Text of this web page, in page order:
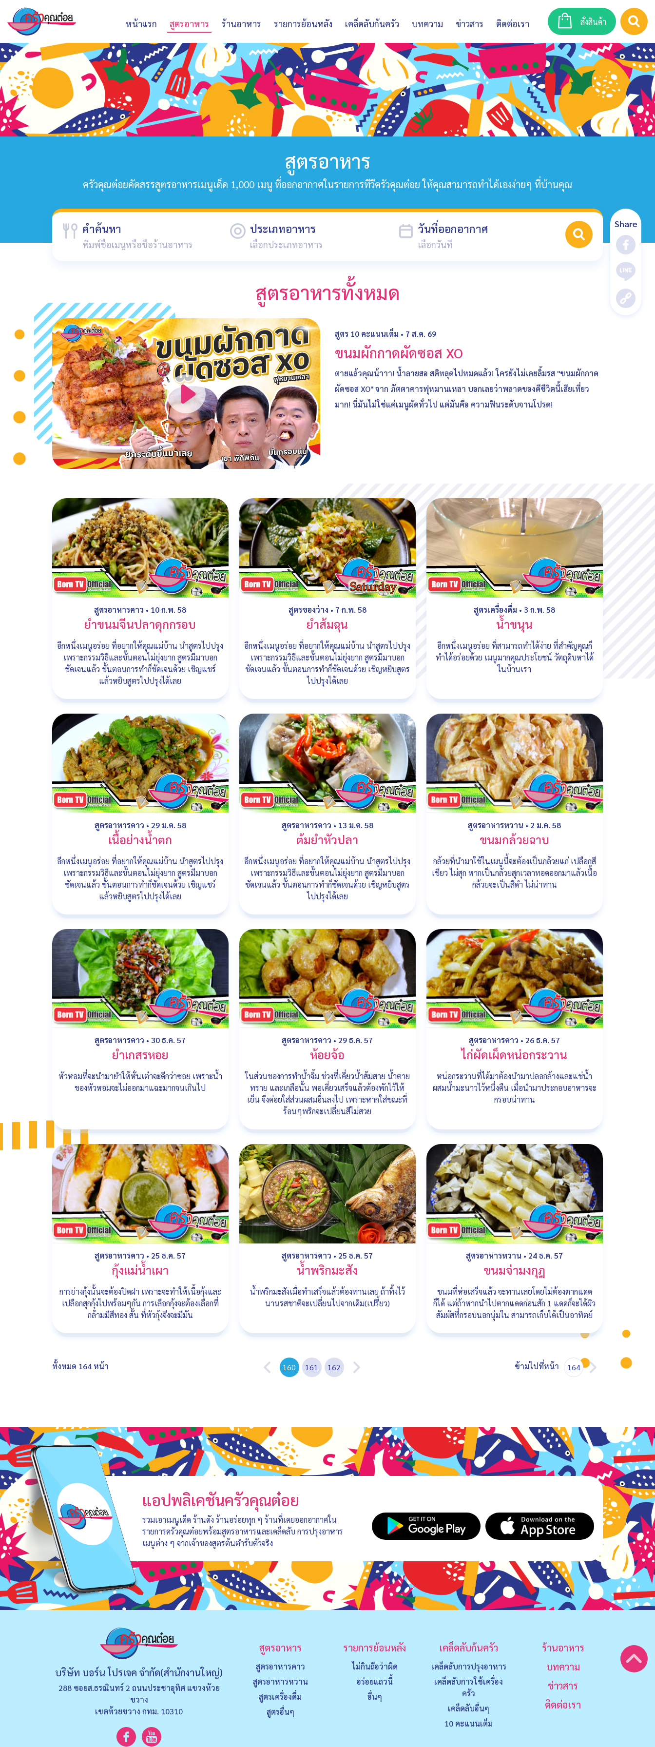
หน้าแรก สูตรอาหาร ร้านอาหาร รายการย้อนหลัง เคล็ดลับก้นครัว บทความ ข่าวสาร ติดต่อเรา สั่งสินค้า
สูตรอาหาร
ครัวคุณต๋อยคัดสรรสูตรอาหารเมนูเด็ด 1,000 เมนู ที่ออกอากาศในรายการทีวีครัวคุณต๋อย ให้คุณสามารถทำได้เองง่ายๆ ที่บ้านคุณ
Share
คำค้นหา ประเภทอาหาร วันที่ออกอากาศ
สูตรอาหารทั้งหมด
สูตร 10 คะแนนเต็ม • 7 ส.ค. 69
ขนมผักกาดผัดซอส XO
ตายแล้วคุณน้าาา! น้ำลายสอ สติหลุดไปหมดแล้ว! ใครยังไม่เคยลิ้มรส "ขนมผักกาด
ผัดซอส XO" จาก ภัตตาคารฟุหมานเหลา บอกเลยว่าพลาดของดีชีวิตนี้เสียเที่ยว
มาก! นี่มันไม่ใช่แค่เมนูผัดทั่วไป แต่มันคือ ความฟินระดับจานโปรด!
สูตรอาหารคาว • 10 ก.พ. 58
ยำขนมจีนปลาดุกกรอบ
อีกหนึ่งเมนูอร่อย ที่อยากให้คุณแม่บ้าน นำสูตรไปปรุง
เพราะกรรมวิธีและขั้นตอนไม่ยุ่งยาก สูตรมีมาบอก
ชัดเจนแล้ว ขั้นตอนการทำก็ชัดเจนด้วย เชิญแชร์
แล้วหยิบสูตรไปปรุงได้เลย
สูตรของว่าง • 7 ก.พ. 58
ยําส้มฉุน
อีกหนึ่งเมนูอร่อย ที่อยากให้คุณแม่บ้าน นำสูตรไปปรุง
เพราะกรรมวิธีและขั้นตอนไม่ยุ่งยาก สูตรมีมาบอก
ชัดเจนแล้ว ขั้นตอนการทำก็ชัดเจนด้วย เชิญหยิบสูตร
ไปปรุงได้เลย
สูตรเครื่องดื่ม • 3 ก.พ. 58
น้ำขนุน
อีกหนึ่งเมนูอร่อย ที่สามารถทำได้ง่าย ที่สำคัญคุณก็
ทำได้อร่อยด้วย เมนูมากคุณประโยชน์ วัตถุดิบหาได้
ในบ้านเรา
สูตรอาหารคาว • 29 ม.ค. 58
เนื้อย่างน้ำตก
อีกหนึ่งเมนูอร่อย ที่อยากให้คุณแม่บ้าน นำสูตรไปปรุง
เพราะกรรมวิธีและขั้นตอนไม่ยุ่งยาก สูตรมีมาบอก
ชัดเจนแล้ว ขั้นตอนการทำก็ชัดเจนด้วย เชิญแชร์
แล้วหยิบสูตรไปปรุงได้เลย
สูตรอาหารคาว • 13 ม.ค. 58
ต้มยำหัวปลา
อีกหนึ่งเมนูอร่อย ที่อยากให้คุณแม่บ้าน นำสูตรไปปรุง
เพราะกรรมวิธีและขั้นตอนไม่ยุ่งยาก สูตรมีมาบอก
ชัดเจนแล้ว ขั้นตอนการทำก็ชัดเจนด้วย เชิญหยิบสูตร
ไปปรุงได้เลย
สูตรอาหารหวาน • 2 ม.ค. 58
ขนมกล้วยฉาบ
กล้วยที่นำมาใช้ในเมนูนี้จะต้องเป็นกล้วยแก่ เปลือกสี
เขียว ไม่สุก หากเป็นกล้วยสุกเวลาทอดออกมาแล้วเนื้อ
กล้วยจะเป็นสีดำ ไม่น่าทาน
สูตรอาหารคาว • 30 ธ.ค. 57
ยำเกสรหอย
หัวหอมที่จะนำมายำให้หั่นเต๋าจะดีกว่าซอย เพราะน้ำ
ของหัวหอมจะไม่ออกมาแฉะมากจนเกินไป
สูตรอาหารคาว • 29 ธ.ค. 57
ห้อยจ้อ
ในส่วนของการทำน้ำจิ้ม ช่วงที่เคี่ยวน้ำส้มสาย น้ำตาย
ทราย และเกลือนั้น พอเคี่ยวเสร็จแล้วต้องพักไว้ให้
เย็น จึงค่อยใส่ส่วนผสมอื่นลงไป เพราะหากใส่ขณะที่
ร้อนๆพริกจะเปลี่ยนสีไม่สวย
สูตรอาหารคาว • 26 ธ.ค. 57
ไก่ผัดเผ็ดหน่อกระวาน
หน่อกระวานที่ได้มาต้องนำมาปลอกล้างและแช่น้ำ
ผสมน้ำมะนาวไว้หนึ่งคืน เมื่อนำมาประกอบอาหารจะ
กรอบน่าทาน
สูตรอาหารคาว • 25 ธ.ค. 57
กุ้งแม่น้ำเผา
การย่างกุ้งนั้นจะต้องปิดฝา เพราะจะทำให้เนื้อกุ้งและ
เปลือกสุกกุ้งไปพร้อมๆกัน การเลือกกุ้งจะต้องเลือกที่
กล้ามมีสีทอง สั้น ที่หัวกุ้งจึงจะมีมัน
สูตรอาหารคาว • 25 ธ.ค. 57
น้ำพริกมะสัง
น้ำพริกมะสังเมื่อทำเสร็จแล้วต้องทานเลย ถ้าทิ้งไว้
นานรสชาติจะเปลี่ยนไปจากเดิม(เปรี้ยว)
สูตรอาหารหวาน • 24 ธ.ค. 57
ขนมจ่ามงกุฎ
ขนมที่ห่อเสร็จแล้ว จะทานเลยโดยไม่ต้องตากแดด
ก็ได้ แต่ถ้าหากนำไปตากแดดก่อนสัก 1 แดดก็จะได้ผิว
สัมผัสที่กรอบนอกนุ่มใน สามารถเก็บได้เป็นอาทิตย์
ทั้งหมด 164 หน้า 160 161 162 ข้ามไปที่หน้า
แอปพลิเคชันครัวคุณต๋อย
รวมเอาเมนูเด็ด ร้านดัง ร้านอร่อยทุก ๆ ร้านที่เคยออกอากาศใน
รายการครัวคุณต๋อยพร้อมสูตรอาหารและเคล็ดลับ การปรุงอาหาร
เมนูต่าง ๆ จากเจ้าของสูตรต้นตำรับตัวจริง
บริษัท บอร์น โปรเจค จำกัด(สำนักงานใหญ่)
288 ซอยส.ธรณินทร์ 2 ถนนประชาอุทิศ แขวงหัวย
ขวาง
เขตห้วยขวาง กทม. 10310
สูตรอาหาร
สูตรอาหารคาว
สูตรอาหารหวาน
สูตรเครื่องดื่ม
สูตรอื่นๆ
รายการย้อนหลัง
ไม่กินถือว่าผิด
อร่อยแถวนี้
อื่นๆ
เคล็ดลับก้นครัว
เคล็ดลับการปรุงอาหาร
เคล็ดลับการใช้เครื่อง
ครัว
เคล็ดลับอื่นๆ
10 คะแนนเต็ม
ร้านอาหาร
บทความ
ข่าวสาร
ติดต่อเรา